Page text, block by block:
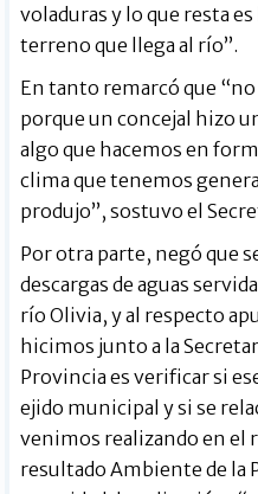
voladuras y lo que resta
terreno que llega al río”.
En tanto remarcó que
porque un concejal hizo
algo que hacemos en
clima que tenemos
produjo”, sostuvo el
Por otra parte, negó que
descargas de aguas
río Olivia, y al respecto
hicimos junto a la
Provincia es verificar si
ejido municipal y si se
venimos realizando en el
resultado Ambiente de la